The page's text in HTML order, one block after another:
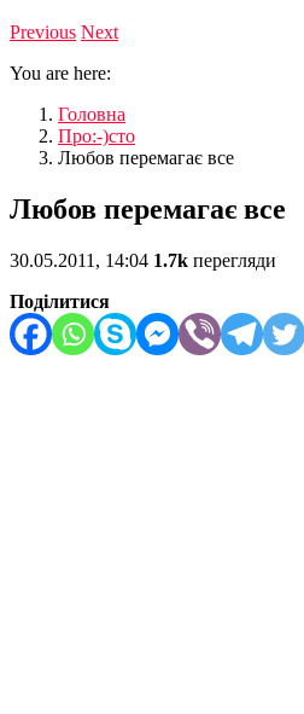
Previous Next
You are here:
Головна
Про:-)сто
Любов перемагає все
Любов перемагає все
30.05.2011, 14:04 1.7k перегляди
Поділитися